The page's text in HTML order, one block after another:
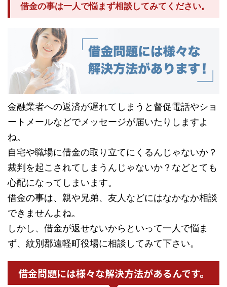
借金の事は一人で悩まず相談してみてください。
金融業者への返済が遅れてしまうと督促電話やショ
ートメールなどでメッセージが届いたりしますよ
ね。
自宅や職場に借金の取り立てにくるんじゃないか？
裁判を起こされてしまうんじゃないか？などとても
心配になってしまいます。
借金の事は、親や兄弟、友人などにはなかなか相談
できませんよね。
しかし、借金が返せないからといって一人で悩ま
ず、紋別郡遠軽町役場に相談してみて下さい。
借金問題には様々な解決方法があるんです。